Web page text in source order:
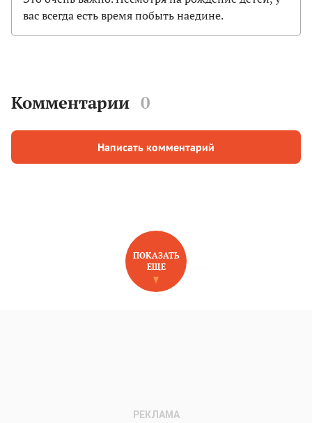
вас всегда есть время побыть наедине.
Комментарии 0
Написать комментарий
НОВОЕ НА САЙТЕ
ПОКАЗАТЬ
ЕЩЕ